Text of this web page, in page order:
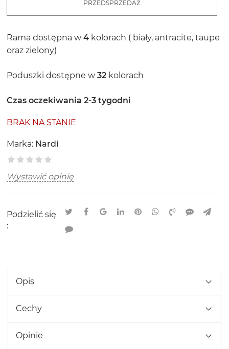
PRZEDSPRZEDAŻ
Rama dostępna w 4 kolorach ( biały, antracite, taupe
oraz zielony)
Poduszki dostępne w 32 kolorach
Czas oczekiwania 2-3 tygodni
BRAK NA STANIE
Marka: Nardi
Wystawić opinię
Podzielić się
:
Opis
Cechy
Opinie